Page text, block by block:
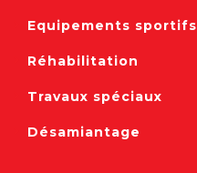
Equipements sportifs
Réhabilitation
Travaux spéciaux
Désamiantage